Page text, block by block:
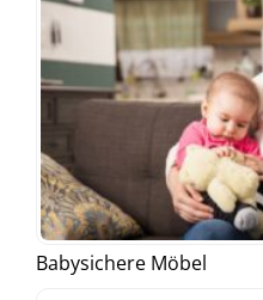
Babysichere Möbel